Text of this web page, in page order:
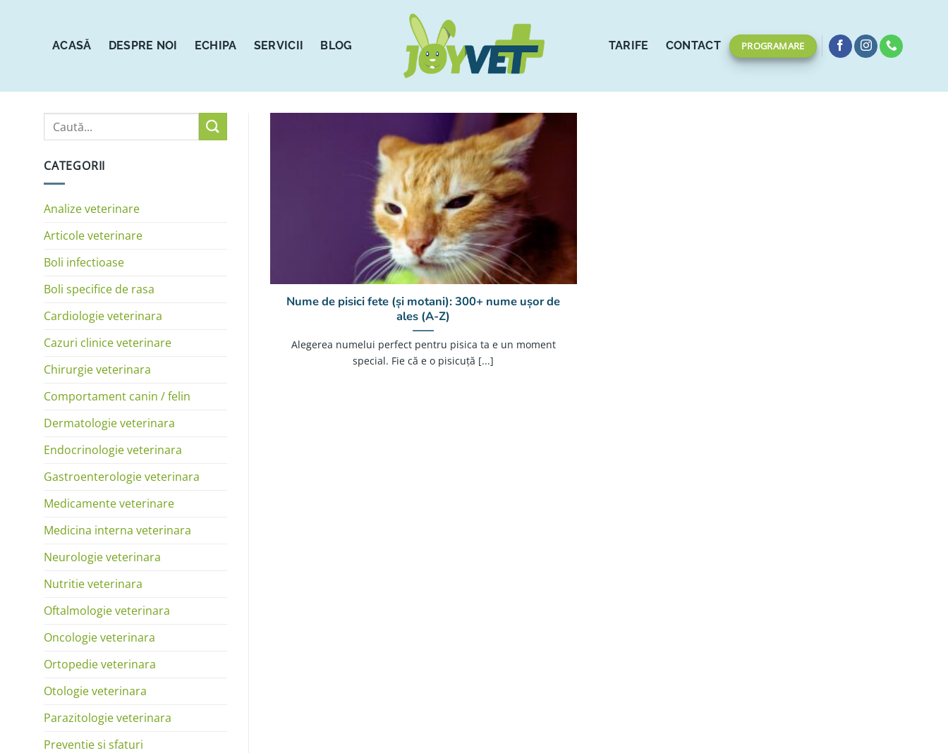
ACASĂ DESPRE NOI ECHIPA SERVICII BLOG TARIFE CONTACT PROGRAMARE
CATEGORII
Analize veterinare
Articole veterinare
Boli infectioase
Boli specifice de rasa
Cardiologie veterinara
Cazuri clinice veterinare
Chirurgie veterinara
Comportament canin / felin
Dermatologie veterinara
Endocrinologie veterinara
Gastroenterologie veterinara
Medicamente veterinare
Medicina interna veterinara
Neurologie veterinara
Nutritie veterinara
Oftalmologie veterinara
Oncologie veterinara
Ortopedie veterinara
Otologie veterinara
Parazitologie veterinara
Preventie si sfaturi
Nume de pisici fete (și motani): 300+ nume ușor de
ales (A-Z)
Alegerea numelui perfect pentru pisica ta e un moment
special. Fie că e o pisicuță [...]